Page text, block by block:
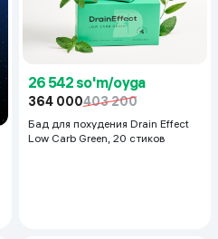
26 542 so'm/oyga
364 000403 200
Бад для похудения Drain Effect
Low Carb Green, 20 стиков